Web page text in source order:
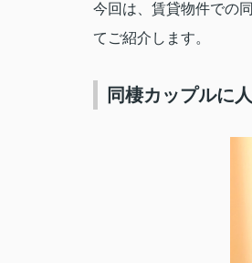
今回は、賃貸物件での
てご紹介します。
同棲カップルに